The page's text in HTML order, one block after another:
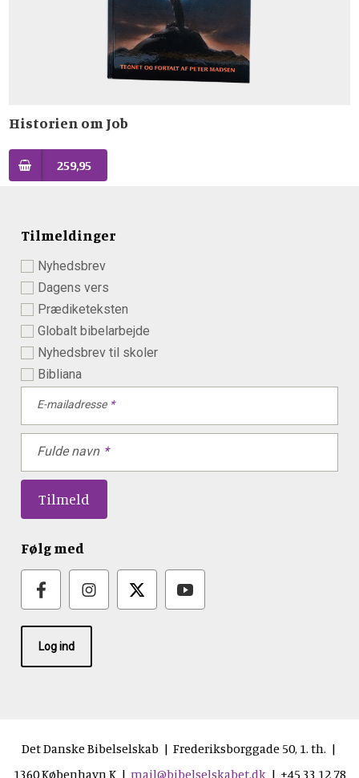
Historien om Job
259,95
Tilmeldinger
Nyhedsbrev
Dagens vers
Prædiketeksten
Globalt bibelarbejde
Nyhedsbrev til skoler
Bibliana
E-mailadresse
Fulde navn
Følg med
Log ind
Det Danske Bibelselskab | Frederiksborggade 50, 1. th. |
1360 København K | mail@bibelselskabet.dk| +45 33 12 78